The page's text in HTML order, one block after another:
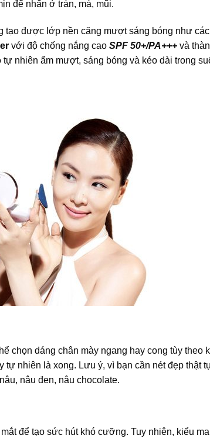
để nhấn ở trán, má, mũi.
tạo được lớp nền căng mượt sáng bóng như
với độ chống nắng cao SPF 50+/PA+++ và
nhiên ẩm mượt, sáng bóng và kéo dài trong
chọn dáng chân mày ngang hay cong tùy theo
tự nhiên là xong. Lưu ý, vì bạn cần nét đẹp thật
nâu đen, nâu chocolate.
để tạo sức hút khó cưỡng. Tuy nhiên, kiểu